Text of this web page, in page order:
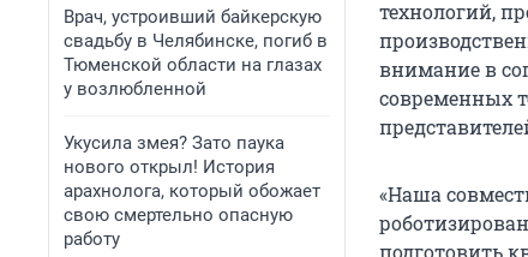
Врач, устроивший байкерскую
свадьбу в Челябинске, погиб в
Тюменской области на глазах
у возлюбленной
Укусила змея? Зато паука
нового открыл! История
арахнолога, который обожает
свою смертельно опасную
работу
технологий,
внимание в
современных
«Наша
подготовить